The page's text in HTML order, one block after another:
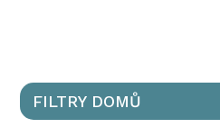
FILTRY DOMŮ